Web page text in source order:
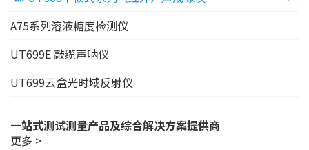
A75系列溶液糖度检测仪
UT699E 敲缆声呐仪
UT699云盒光时域反射仪
一站式测试测量产品及综合解决方案提供商
更多 >